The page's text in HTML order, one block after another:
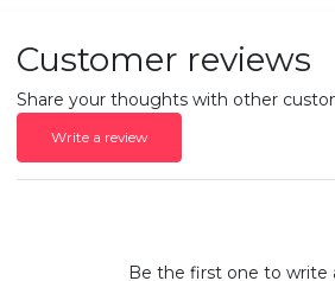
Customer reviews
Share your thoughts with other
Write a review
Be the first one to write